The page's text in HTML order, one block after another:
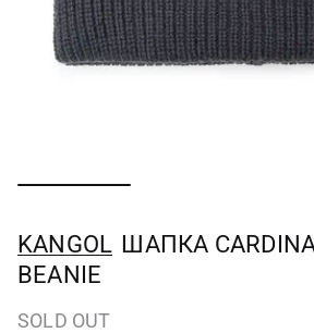
KANGOL ШАПКА
BEANIE
SOLD OUT